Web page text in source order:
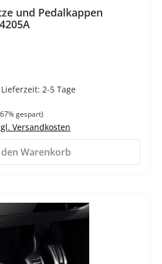
und Pedalkappen
2-5 Tage
gespart)
Versandkosten
Warenkorb